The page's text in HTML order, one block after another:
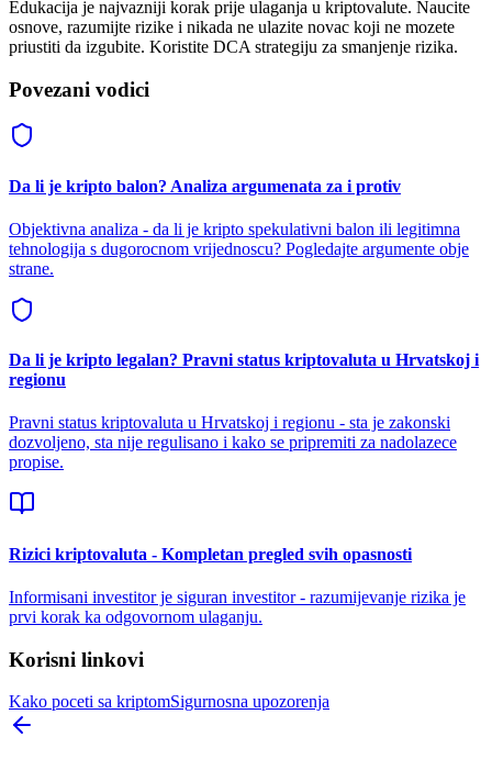
Edukacija je najvazniji korak prije ulaganja u kriptovalute. Naucite
osnove, razumijte rizike i nikada ne ulazite novac koji ne mozete
priustiti da izgubite. Koristite DCA strategiju za smanjenje rizika.
Povezani vodici
Da li je kripto balon? Analiza argumenata za i protiv
Objektivna analiza - da li je kripto spekulativni balon ili legitimna
tehnologija s dugorocnom vrijednoscu? Pogledajte argumente obje
strane.
Da li je kripto legalan? Pravni status kriptovaluta u Hrvatskoj i
regionu
Pravni status kriptovaluta u Hrvatskoj i regionu - sta je zakonski
dozvoljeno, sta nije regulisano i kako se pripremiti za nadolazece
propise.
Rizici kriptovaluta - Kompletan pregled svih opasnosti
Informisani investitor je siguran investitor - razumijevanje rizika je
prvi korak ka odgovornom ulaganju.
Korisni linkovi
Kako poceti sa kriptomSigurnosna upozorenja